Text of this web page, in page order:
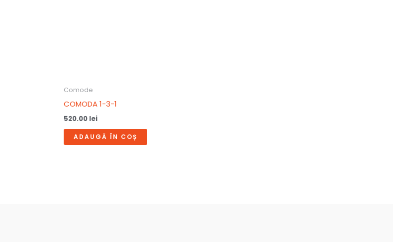
Comode
COMODA 1-3-1
520.00 lei
ADAUGĂ ÎN COȘ